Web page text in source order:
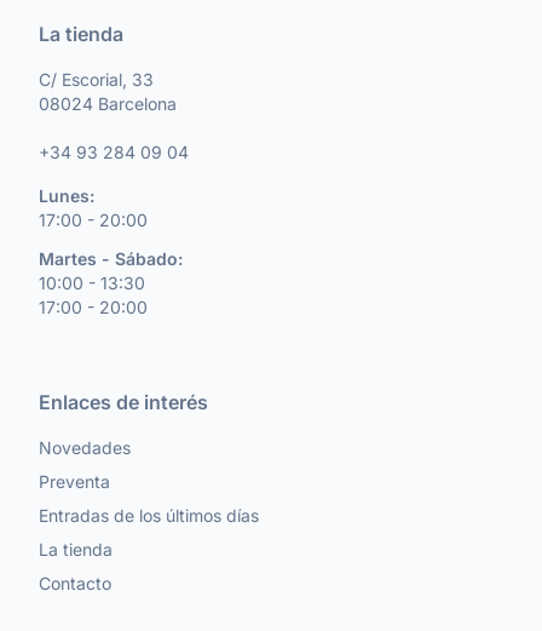
La tienda
C/ Escorial, 33
08024 Barcelona
+34 93 284 09 04
Lunes:
17:00 - 20:00
Martes - Sábado:
10:00 - 13:30
17:00 - 20:00
Enlaces de interés
Novedades
Preventa
Entradas de los últimos días
La tienda
Contacto